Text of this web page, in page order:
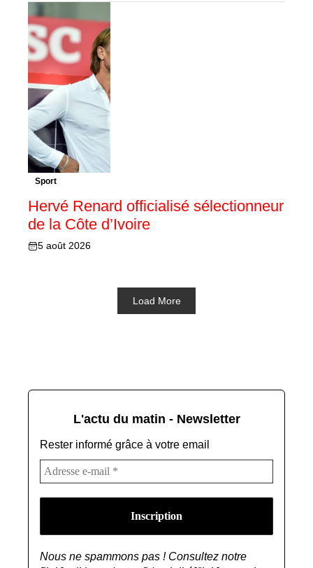
Sport
Hervé Renard officialisé sélectionneur
de la Côte d’Ivoire
5 août 2026
Load More
L'actu du matin - Newsletter
Rester informé grâce à votre email
Nous ne spammons pas ! Consultez notre